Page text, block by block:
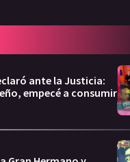
ante la Justicia:
empecé a consumir